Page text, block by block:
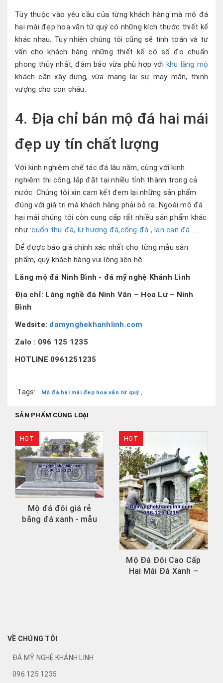
Tùy thuộc vào yêu cầu của từng khách hàng mà mộ đá
hai mái đẹp hoa văn tứ quý có những kích thước thiết kế
khác nhau. Tuy nhiên chúng tôi cũng sẽ tính toán và tư
vấn cho khách hàng những thiết kế có số đo chuẩn
phong thủy nhất, đảm bảo vừa phù hợp với khu lăng mộ
khách cần xây dựng, vừa mang lại sự may mắn, thịnh
vượng cho con cháu.
4. Địa chỉ bán mộ đá hai mái
đẹp uy tín chất lượng
Với kinh nghiệm chế tác đá lâu năm, cùng với kinh
nghiệm thi công, lắp đặt tại nhiều tỉnh thành trong cả
nước. Chúng tôi xin cam kết đem lại những sản phẩm
đúng với giá trị mà khách hàng phải bỏ ra. Ngoài mộ đá
hai mái chúng tôi còn cung cấp rất nhiều sản phẩm khác
như :cuốn thư đá, lư hương đá,cổng đá , lan can đá .....
Để được báo giá chính xác nhất cho từng mẫu sản
phẩm, quý khách hàng vui lòng liên hệ
Lăng mộ đá Ninh Bình - đá mỹ nghệ Khánh Linh
Địa chỉ: Làng nghề đá Ninh Vân – Hoa Lư – Ninh
Bình
Wedsite: damynghekhanhlinh.com
Zalo : 096 125 1235
HOTLINE 0961251235
Tags: Mộ đá hai mái đẹp hoa văn tứ quý ,
SẢN PHẨM CÙNG LOẠI
giá rẻ
- mẫu
HOT
Mộ Đá Đôi Cao Cấp
Hai Mái Đá Xanh –
Mộ Đá Đôi
Mẫu Tam
VỀ CHÚNG TÔI
ĐÁ MỸ NGHỆ KHÁNH LINH
096 125 1235